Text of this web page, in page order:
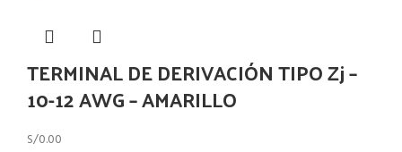
TERMINAL DE DERIVACIÓN TIPO Zj –
10-12 AWG – AMARILLO
S/0.00